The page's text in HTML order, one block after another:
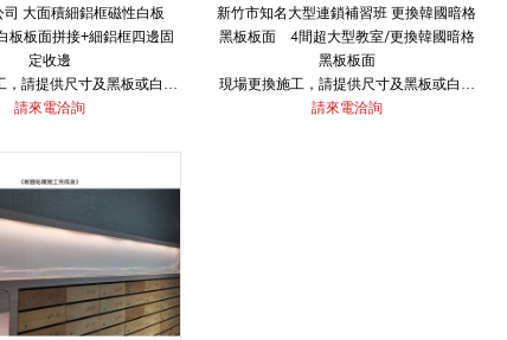
司 大面積細鋁框磁性白板
板板面拼接+細鋁框四邊固
定收邊
，請提供尺寸及黑板或白板
，即可快速報價。
韓國奈米投影白板可選擇，
格不同歡迎洽詢。
請來電洽詢
新竹市知名大型連鎖補習班 更換韓國暗格
黑板板面 4間超大型教室/更換韓國暗格
黑板板面
現場更換施工，請提供尺寸及黑板或白板
板材，即可快速報價。
請來電洽詢